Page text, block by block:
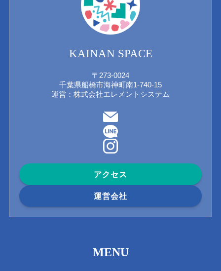
KAINAN SPACE
〒273-0024
千葉県船橋市海神町南1-740-15
運営：株式会社エレメントシステム
アクセス
運営会社
MENU